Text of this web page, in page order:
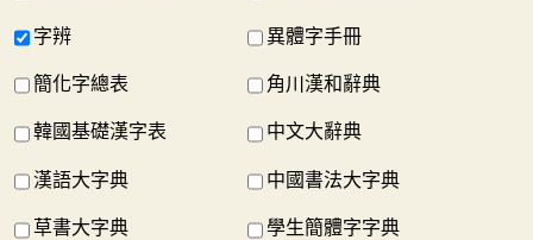
字辨 異體字手冊
簡化字總表 角川漢和辭典
韓國基礎漢字表 中文大辭典
漢語大字典 中國書法大字典
草書大字典 學生簡體字字典